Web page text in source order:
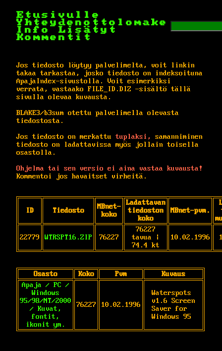
Etusivulle
Yhteydenottolomake
Info
Lisätyt
Kommentit
Jos tiedosto löytyy palvelimelta, voit linkin
takaa tarkastaa, josko tiedosto on indeksoituna
ApajaIndex-sivustolla. Voit esimerkiksi
verrata, vastaako FILE_ID.DIZ -sisältö tällä
sivulla olevaa kuvausta.
BLAKE3/b3sum otettu palvelimella olevasta
tiedostosta.
Jos tiedosto on merkattu tuplaksi,
samanniminen
tiedosto on ladattavissa myös jollain toisella
osastolla.
Ohjelma tai sen versio ei aina vastaa kuvausta!
Kommentoi jos havaitset virheitä.
ID Tiedosto
MBnet-
koko
Ladattavan
tiedoston
koko
MBnet-pvm.
22779 WTRSPT16.ZIP 76227
76227
tavua |
74.4 kt
10.02.1996
Osasto Koko Pvm
Kuvaus
Apaja / PC /
Windows
95/98/NT/2000
/ Kuvat,
fontit,
ikonit ym.
76227 10.02.1996
Waterspots
v1.6 Screen
Saver for
Windows 95